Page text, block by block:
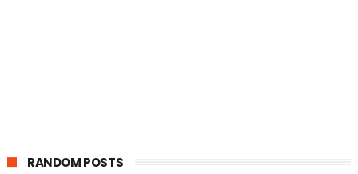
RANDOM POSTS